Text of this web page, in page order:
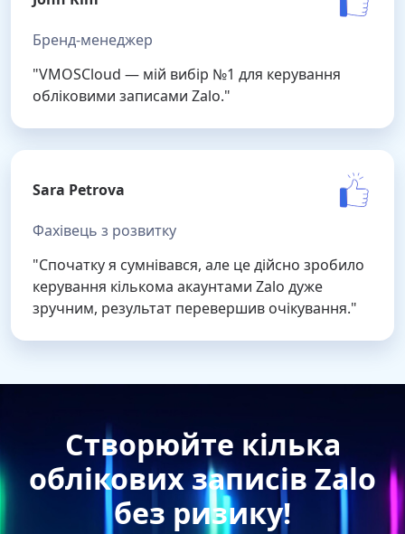
Бренд-менеджер
"VMOSCloud — мій вибір №1 для керування
обліковими записами Zalo."
Sara Petrova
Фахівець з розвитку
"Спочатку я сумнівався, але це дійсно зробило
керування кількома акаунтами Zalo дуже
зручним, результат перевершив очікування."
Створюйте кілька
облікових записів Zalo
без ризику!